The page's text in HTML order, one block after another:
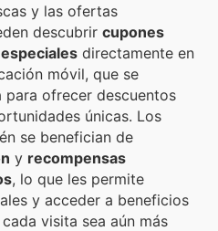
y las ofertas
descubrir cupones
directamente en
móvil, que se
ofrecer descuentos
únicas. Los
se benefician de
y recompensas
, lo que les permite
y acceder a beneficios
visita sea aún más